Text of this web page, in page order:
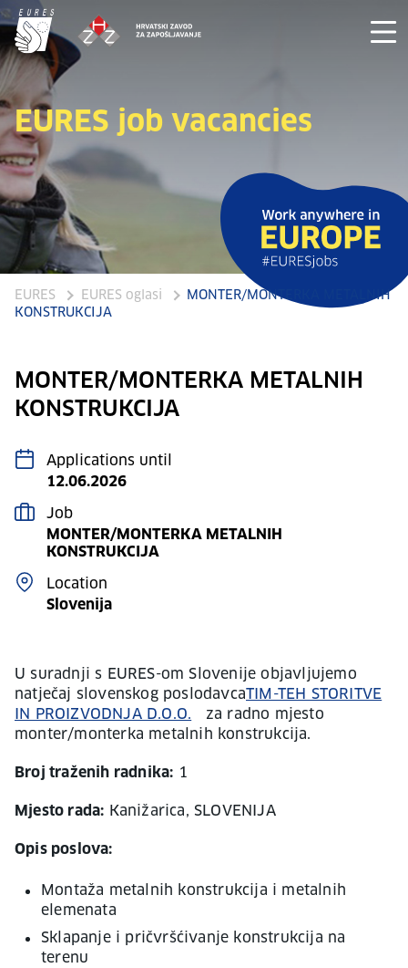
EURES job vacancies
EURES EURES oglasi
MONTER/MONTERKA METALNIH
KONSTRUKCIJA
MONTER/MONTERKA METALNIH
KONSTRUKCIJA
Applications until
12.06.2026
Job
MONTER/MONTERKA METALNIH
KONSTRUKCIJA
Location
Slovenija
U suradnji s EURES-om Slovenije objavljujemo
natječaj slovenskog poslodavcaTIM-TEH STORITVE
IN PROIZVODNJA D.O.O. za radno mjesto
monter/monterka metalnih konstrukcija.
Broj traženih radnika: 1
Mjesto rada: Kanižarica, SLOVENIJA
Opis poslova:
Montaža metalnih konstrukcija i metalnih
elemenata
Sklapanje i pričvršćivanje konstrukcija na
terenu